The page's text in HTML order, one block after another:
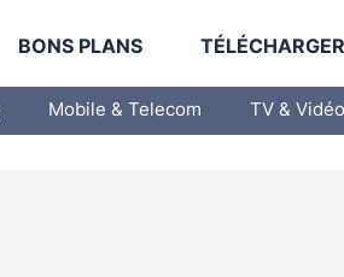
BONS PLANS
Mobile & Telecom TV & Vidéo